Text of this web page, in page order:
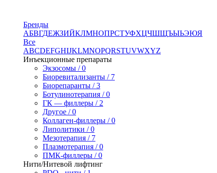
Бренды
АБВГДЕЖЗИЙКЛМНОПРСТУФХЦЧШЩЪЫЬЭЮЯ
Все
ABCDEFGHIJKLMNOPQRSTUVWXYZ
Инъекционные препараты
Экзосомы / 0
Биоревитализанты / 7
Биорепаранты / 3
Ботулинотерапия / 0
ГК — филлеры / 2
Другое / 0
Коллаген-филлеры / 0
Липолитики / 0
Мезотерапия / 7
Плазмотерапия / 0
ПМК-филлеры / 0
Нити/Нитевой лифтинг